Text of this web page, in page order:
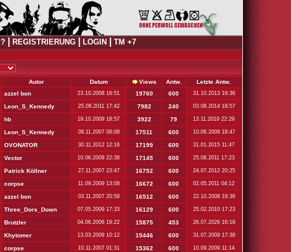
REGISTRIERUNG LOGIN TM +7
Autor Datum Views Antw. Letzte Antw.
azzel bon 23.10.2008 16:51 19760 600 31.10.2013 16:36
Leon_S_Kennedy 25.08.2011 17:42 7982 240 03.08.2014 18:57
hb 19.10.2009 18:57 3922 79 13.11.2019 22:29
Leon_S_Kennedy 08.11.2007 08:08 17511 600 10.06.2009 18:47
OVONATOR 30.11.2012 12:16 17199 600 31.01.2015 11:47
Vector 10.06.2009 22:38 17145 600 25.08.2011 17:23
Patrick Köllner 27.11.2007 23:47 16752 600 24.07.2012 20:25
corpse 11.09.2009 13:08 16672 600 02.05.2011 04:12
azzel bon 03.11.2007 20:58 16512 600 22.10.2008 18:36
Three_Dors_Down 07.05.2009 17:33 16129 600 25.02.2010 17:23
Brutzler 04.06.2008 19:22 15875 453 26.07.2026 16:18
Khytomer 13.03.2009 10:12 15446 600 31.07.2009 17:38
corpse 10.11.2007 01:31 15362 600 10.09.2009 11:14